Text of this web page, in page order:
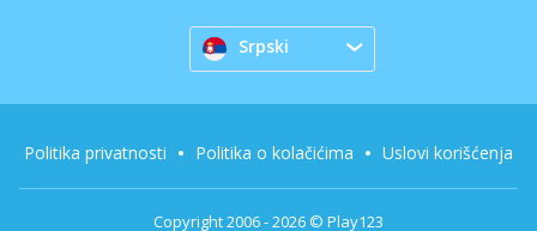
Srpski
Copyright 2006 - 2026 © Play123
Politika privatnosti Politika o kolačićima Uslovi korišćenja